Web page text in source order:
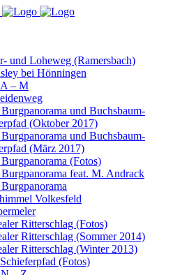
und Loheweg (Ramersbach)
bei Hönningen
– M
und Buchsbaum-
(Oktober 2017)
und Buchsbaum-
(März 2017)
(Fotos)
feat. M. Andrack
Volkesfeld
Ritterschlag (Fotos)
Ritterschlag (Sommer 2014)
Ritterschlag (Winter 2013)
(Fotos)